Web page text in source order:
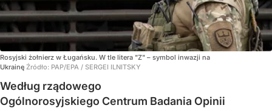
Rosyjski żołnierz w Ługańsku. W tle litera "Z" – symbol inwazji na
Ukrainę Źródło: PAP/EPA / SERGEI ILNITSKY
Według rządowego
Ogólnorosyjskiego Centrum Badania Opinii